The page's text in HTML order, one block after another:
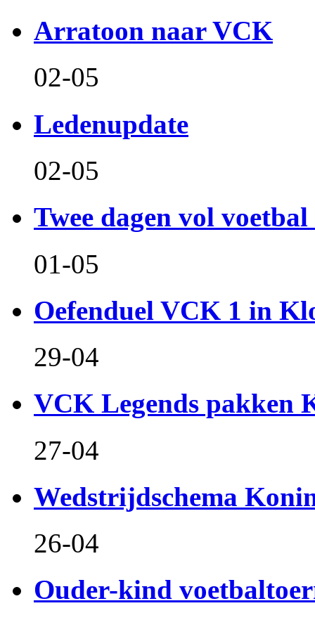
Arratoon naar VCK
02-05
Ledenupdate
02-05
Twee dagen vol
01-05
Oefenduel VCK 1 in
29-04
VCK Legends pakken
27-04
Wedstrijdschema
26-04
Ouder-kind